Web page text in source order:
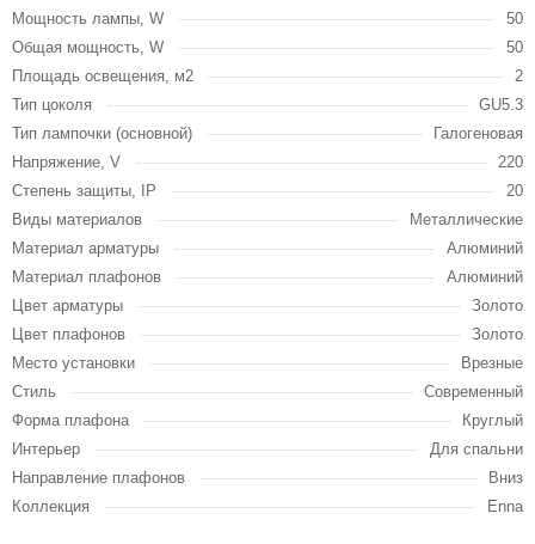
Мощность лампы, W
50
Общая мощность, W
50
Площадь освещения, м2
2
Тип цоколя
GU5.3
Тип лампочки (основной)
Галогеновая
Напряжение, V
220
Степень защиты, IP
20
Виды материалов
Металлические
Материал арматуры
Алюминий
Материал плафонов
Алюминий
Цвет арматуры
Золото
Цвет плафонов
Золото
Место установки
Врезные
Стиль
Современный
Форма плафона
Круглый
Интерьер
Для спальни
Направление плафонов
Вниз
Коллекция
Enna